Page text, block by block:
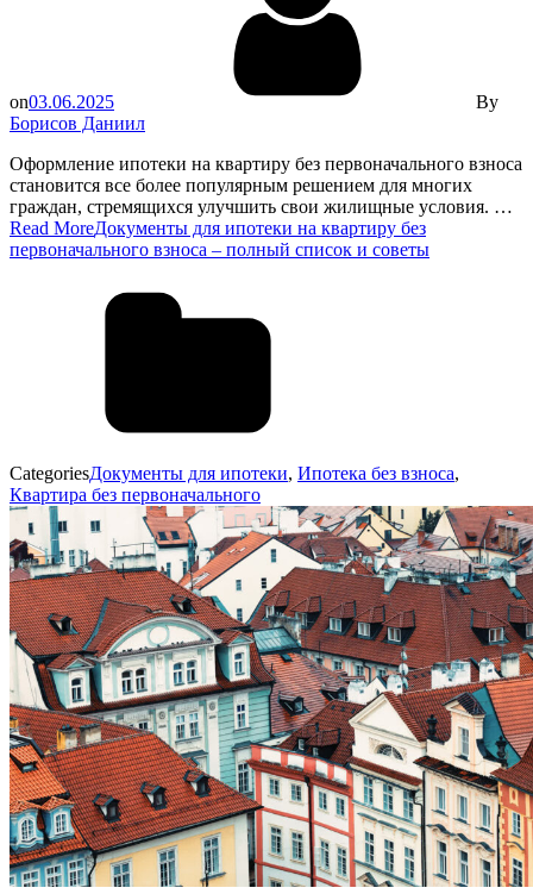
on03.06.2025
By
Борисов Даниил
Оформление ипотеки на квартиру без первоначального взноса
становится все более популярным решением для многих
граждан, стремящихся улучшить свои жилищные условия. …
Read MoreДокументы для ипотеки на квартиру без
первоначального взноса – полный список и советы
CategoriesДокументы для ипотеки, Ипотека без взноса,
Квартира без первоначального